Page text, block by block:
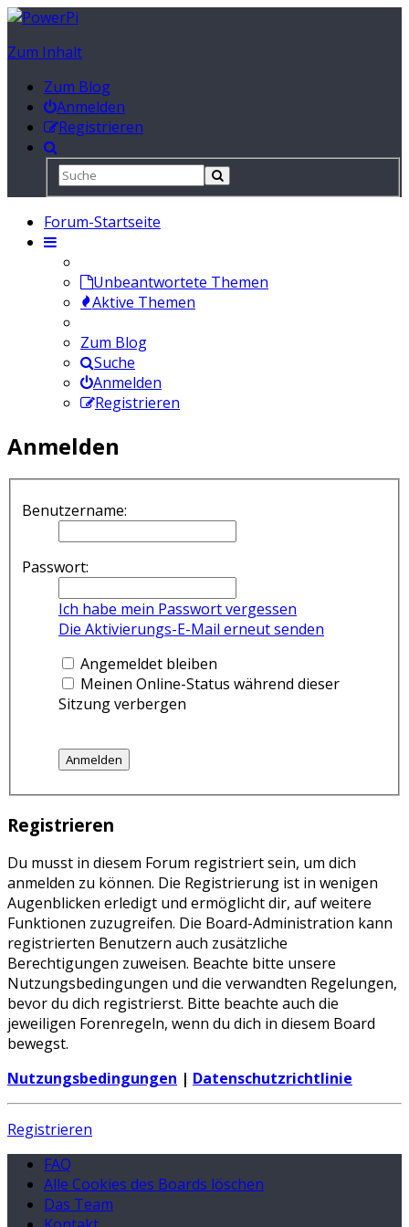
Zum Inhalt
Zum Blog
Anmelden
Registrieren
Forum-Startseite
Unbeantwortete Themen
Aktive Themen
Zum Blog
Suche
Anmelden
Registrieren
Anmelden
Benutzername:
Passwort:
Ich habe mein Passwort vergessen
Die Aktivierungs-E-Mail erneut senden
Angemeldet bleiben
Meinen Online-Status während dieser
Sitzung verbergen
Registrieren
Du musst in diesem Forum registriert sein, um dich
anmelden zu können. Die Registrierung ist in wenigen
Augenblicken erledigt und ermöglicht dir, auf weitere
Funktionen zuzugreifen. Die Board-Administration kann
registrierten Benutzern auch zusätzliche
Berechtigungen zuweisen. Beachte bitte unsere
Nutzungsbedingungen und die verwandten Regelungen,
bevor du dich registrierst. Bitte beachte auch die
jeweiligen Forenregeln, wenn du dich in diesem Board
bewegst.
Nutzungsbedingungen | Datenschutzrichtlinie
Registrieren
FAQ
Alle Cookies des Boards löschen
Das Team